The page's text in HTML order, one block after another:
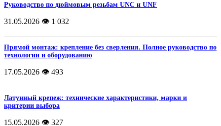
Руководство по дюймовым резьбам UNC и UNF
31.05.2026 👁️ 1 032
Прямой монтаж: крепление без сверления. Полное руководство по
технологии и оборудованию
17.05.2026 👁️ 493
Латунный крепеж: технические характеристики, марки и
критерии выбора
15.05.2026 👁️ 327